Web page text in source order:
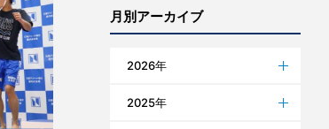
月別アーカイブ
2026年
2025年